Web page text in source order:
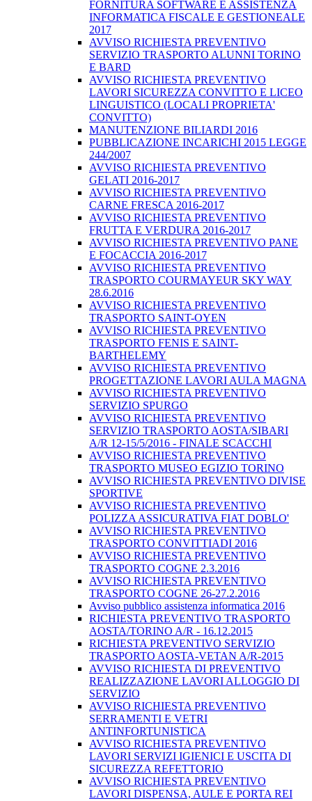
FORNITURA SOFTWARE E ASSISTENZA
INFORMATICA FISCALE E GESTIONEALE
2017
AVVISO RICHIESTA PREVENTIVO
SERVIZIO TRASPORTO ALUNNI TORINO
E BARD
AVVISO RICHIESTA PREVENTIVO
LAVORI SICUREZZA CONVITTO E LICEO
LINGUISTICO (LOCALI PROPRIETA'
CONVITTO)
MANUTENZIONE BILIARDI 2016
PUBBLICAZIONE INCARICHI 2015 LEGGE
244/2007
AVVISO RICHIESTA PREVENTIVO
GELATI 2016-2017
AVVISO RICHIESTA PREVENTIVO
CARNE FRESCA 2016-2017
AVVISO RICHIESTA PREVENTIVO
FRUTTA E VERDURA 2016-2017
AVVISO RICHIESTA PREVENTIVO PANE
E FOCACCIA 2016-2017
AVVISO RICHIESTA PREVENTIVO
TRASPORTO COURMAYEUR SKY WAY
28.6.2016
AVVISO RICHIESTA PREVENTIVO
TRASPORTO SAINT-OYEN
AVVISO RICHIESTA PREVENTIVO
TRASPORTO FENIS E SAINT-
BARTHELEMY
AVVISO RICHIESTA PREVENTIVO
PROGETTAZIONE LAVORI AULA MAGNA
AVVISO RICHIESTA PREVENTIVO
SERVIZIO SPURGO
AVVISO RICHIESTA PREVENTIVO
SERVIZIO TRASPORTO AOSTA/SIBARI
A/R 12-15/5/2016 - FINALE SCACCHI
AVVISO RICHIESTA PREVENTIVO
TRASPORTO MUSEO EGIZIO TORINO
AVVISO RICHIESTA PREVENTIVO DIVISE
SPORTIVE
AVVISO RICHIESTA PREVENTIVO
POLIZZA ASSICURATIVA FIAT DOBLO'
AVVISO RICHIESTA PREVENTIVO
TRASPORTO CONVITTIADI 2016
AVVISO RICHIESTA PREVENTIVO
TRASPORTO COGNE 2.3.2016
AVVISO RICHIESTA PREVENTIVO
TRASPORTO COGNE 26-27.2.2016
Avviso pubblico assistenza informatica 2016
RICHIESTA PREVENTIVO TRASPORTO
AOSTA/TORINO A/R - 16.12.2015
RICHIESTA PREVENTIVO SERVIZIO
TRASPORTO AOSTA-VETAN A/R-2015
AVVISO RICHIESTA DI PREVENTIVO
REALIZZAZIONE LAVORI ALLOGGIO DI
SERVIZIO
AVVISO RICHIESTA PREVENTIVO
SERRAMENTI E VETRI
ANTINFORTUNISTICA
AVVISO RICHIESTA PREVENTIVO
LAVORI SERVIZI IGIENICI E USCITA DI
SICUREZZA REFETTORIO
AVVISO RICHIESTA PREVENTIVO
LAVORI DISPENSA, AULE E PORTA REI